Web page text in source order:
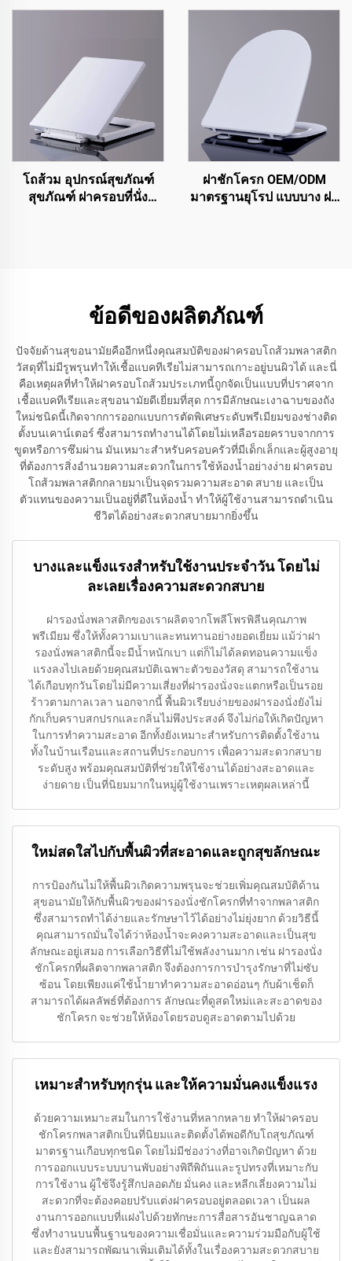
สำหรับโคลเซต
โถส้วม อุปกรณ์สุขภัณฑ์
สุขภัณฑ์ ฝาครอบที่นั่ง
ฝาชักโครก OEM/ODM
มาตรฐานยุโรป แบบบาง ฝา
ข้อดีของผลิตภัณฑ์
ปัจจัยด้านสุขอนามัยคืออีกหนึ่งคุณสมบัติของฝาครอบโถส้วมพลาสติก
วัสดุที่ไม่มีรูพรุนทำให้เชื้อแบคทีเรียไม่สามารถเกาะอยู่บนผิวได้ และนี่
คือเหตุผลที่ทำให้ฝาครอบโถส้วมประเภทนี้ถูกจัดเป็นแบบที่ปราศจาก
เชื้อแบคทีเรียและสุขอนามัยดีเยี่ยมที่สุด การมีลักษณะเงาฉาบของถัง
ใหม่ชนิดนี้เกิดจากการออกแบบการตัดพิเศษระดับพรีเมียมของช่างติด
ตั้งบนเคาน์เตอร์ ซึ่งสามารถทำงานได้โดยไม่เหลือรอยคราบจากการ
ขูดหรือการซึมผ่าน มันเหมาะสำหรับครอบครัวที่มีเด็กเล็กและผู้สูงอายุ
ที่ต้องการสิ่งอำนวยความสะดวกในการใช้ห้องน้ำอย่างง่าย ฝาครอบ
โถส้วมพลาสติกกลายมาเป็นจุดรวมความสะอาด สบาย และเป็น
ตัวแทนของความเป็นอยู่ที่ดีในห้องน้ำ ทำให้ผู้ใช้งานสามารถดำเนิน
ชีวิตได้อย่างสะดวกสบายมากยิ่งขึ้น
บางและแข็งแรงสำหรับใช้งานประจำวัน โดยไม่
ละเลยเรื่องความสะดวกสบาย
ฝารองนั่งพลาสติกของเราผลิตจากโพลีโพรพิลีนคุณภาพ
พรีเมียม ซึ่งให้ทั้งความเบาและทนทานอย่างยอดเยี่ยม แม้ว่าฝา
รองนั่งพลาสติกนี้จะมีน้ำหนักเบา แต่ก็ไม่ได้ลดทอนความแข็ง
แรงลงไปเลยด้วยคุณสมบัติเฉพาะตัวของวัสดุ สามารถใช้งาน
ได้เกือบทุกวันโดยไม่มีความเสี่ยงที่ฝารองนั่งจะแตกหรือเป็นรอย
ร้าวตามกาลเวลา นอกจากนี้ พื้นผิวเรียบง่ายของฝารองนั่งยังไม่
กักเก็บคราบสกปรกและกลิ่นไม่พึงประสงค์ จึงไม่ก่อให้เกิดปัญหา
ในการทำความสะอาด อีกทั้งยังเหมาะสำหรับการติดตั้งใช้งาน
ทั้งในบ้านเรือนและสถานที่ประกอบการ เพื่อความสะดวกสบาย
ระดับสูง พร้อมคุณสมบัติที่ช่วยให้ใช้งานได้อย่างสะอาดและ
ง่ายดาย เป็นที่นิยมมากในหมู่ผู้ใช้งานเพราะเหตุผลเหล่านี้
ใหม่สดใสไปกับพื้นผิวที่สะอาดและถูกสุขลักษณะ
การป้องกันไม่ให้พื้นผิวเกิดความพรุนจะช่วยเพิ่มคุณสมบัติด้าน
สุขอนามัยให้กับพื้นผิวของฝารองนั่งชักโครกที่ทำจากพลาสติก
ซึ่งสามารถทำได้ง่ายและรักษษาไว้ได้อย่างไม่ยุ่งยาก ด้วยวิธีนี้
คุณสามารถมั่นใจได้ว่าห้องน้ำจะคงความสะอาดและเป็นสุข
ลักษณะอยู่เสมอ การเลือกวิธีที่ไม่ใช้พลังงานมาก เช่น ฝารองนั่ง
ชักโครกที่ผลิตจากพลาสติก จึงต้องการการบำรุงรักษาที่ไม่ซับ
ซ้อน โดยเพียงแค่ใช้น้ำยาทำความสะอาดอ่อนๆ กับผ้าเช็ดก็
สามารถได้ผลลัพธ์ที่ต้องการ ลักษณะที่ดูสดใหม่และสะอาดของ
ชักโครก จะช่วยให้ห้องโดยรอบดูสะอาดตามไปด้วย
เหมาะสำหรับทุกรุ่น และให้ความมั่นคงแข็งแรง
ด้วยความเหมาะสมในการใช้งานที่หลากหลาย ทำให้ฝาครอบ
ชักโครกพลาสติกเป็นที่นิยมและติดตั้งได้พอดีกับโถสุขภัณฑ์
มาตรฐานเกือบทุกชนิด โดยไม่มีช่องว่างที่อาจเกิดปัญหา ด้วย
การออกแบบระบบบานพับอย่างพิถีพิถันและรูปทรงที่เหมาะกับ
การใช้งาน ผู้ใช้จึงรู้สึกปลอดภัย มั่นคง และหลีกเลี่ยงความไม่
สะดวกที่จะต้องคอยปรับแต่งฝาครอบอยู่ตลอดเวลา เป็นผล
งานการออกแบบที่แฝงไปด้วยทักษะการสื่อสารอันชาญฉลาด
ซึ่งทำงานบนพื้นฐานของความเชื่อมั่นและความร่วมมือกับผู้ใช้
และยังสามารถพัฒนาเพิ่มเติมได้ทั้งในเรื่องความสะดวกสบาย